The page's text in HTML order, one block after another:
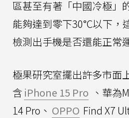
區甚至有著「中國冷極」
能夠達到零下30°C以下，
檢測出手機是否還能正常
極果研究室擺出許多市面
含 iPhone 15 Pro 、華為
14 Pro、 OPPO Find X7